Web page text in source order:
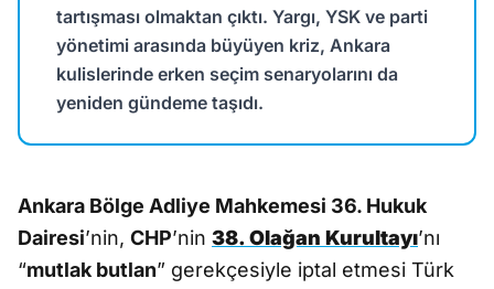
tartışması olmaktan çıktı. Yargı, YSK ve parti
yönetimi arasında büyüyen kriz, Ankara
kulislerinde erken seçim senaryolarını da
yeniden gündeme taşıdı.
Ankara Bölge Adliye Mahkemesi 36. Hukuk
Dairesi’nin, CHP’nin 38. Olağan Kurultayı’nı
“mutlak butlan” gerekçesiyle iptal etmesi Türk